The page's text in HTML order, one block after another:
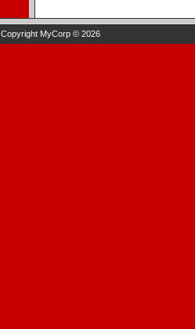
Copyright MyCorp © 2026